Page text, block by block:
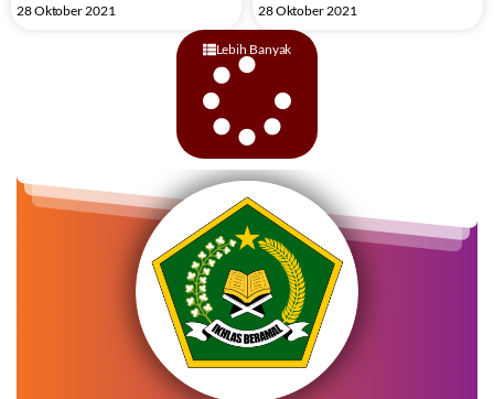
28 Oktober 2021
28 Oktober 2021
Lebih Banyak